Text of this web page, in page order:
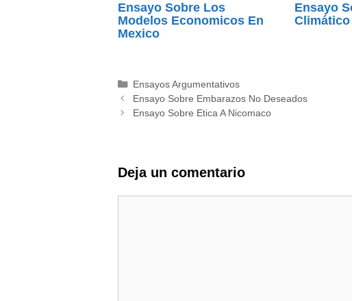
Ensayo Sobre Los
Modelos Economicos En
Mexico
Ensayo
Categorías
Ensayos Argumentativos
Ensayo Sobre Embarazos No Deseados
Ensayo Sobre Etica A Nicomaco
Deja un comentario